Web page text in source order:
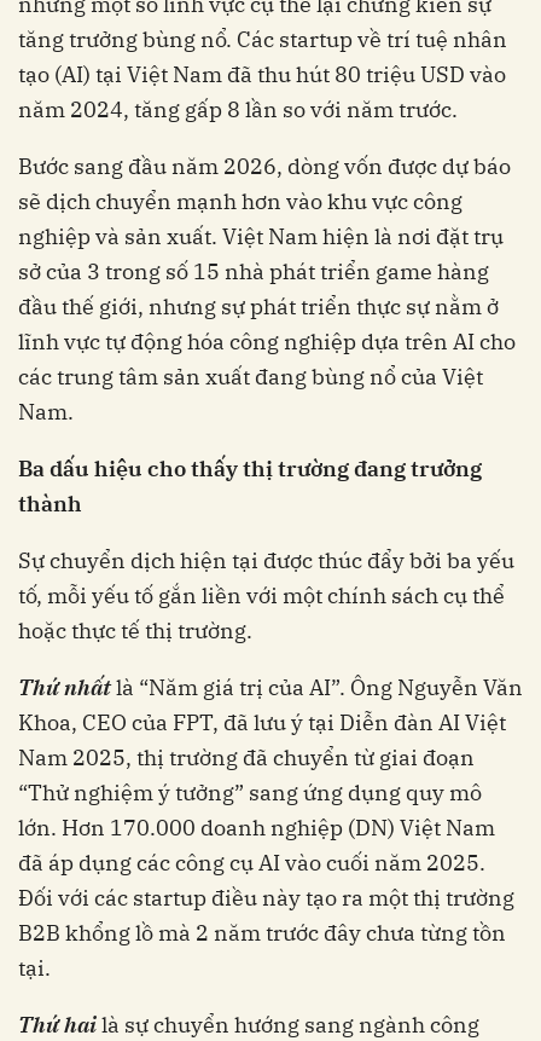
tăng trưởng bùng nổ. Các startup về trí tuệ nhân
tạo (AI) tại Việt Nam đã thu hút 80 triệu USD vào
năm 2024, tăng gấp 8 lần so với năm trước.
Bước sang đầu năm 2026, dòng vốn được dự báo
sẽ dịch chuyển mạnh hơn vào khu vực công
nghiệp và sản xuất. Việt Nam hiện là nơi đặt trụ
sở của 3 trong số 15 nhà phát triển game hàng
đầu thế giới, nhưng sự phát triển thực sự nằm ở
lĩnh vực tự động hóa công nghiệp dựa trên AI cho
các trung tâm sản xuất đang bùng nổ của Việt
Nam.
Ba dấu hiệu cho thấy thị trường đang trưởng
thành
Sự chuyển dịch hiện tại được thúc đẩy bởi ba yếu
tố, mỗi yếu tố gắn liền với một chính sách cụ thể
hoặc thực tế thị trường.
Thứ nhấtlà “Năm giá trị của AI”. Ông Nguyễn Văn
Khoa, CEO của FPT, đã lưu ý tại Diễn đàn AI Việt
Nam 2025, thị trường đã chuyển từ giai đoạn
“Thử nghiệm ý tưởng” sang ứng dụng quy mô
lớn. Hơn 170.000 doanh nghiệp (DN) Việt Nam
đã áp dụng các công cụ AI vào cuối năm 2025.
Đối với các startup điều này tạo ra một thị trường
B2B khổng lồ mà 2 năm trước đây chưa từng tồn
tại.
Thứ hailà sự chuyển hướng sang ngành công